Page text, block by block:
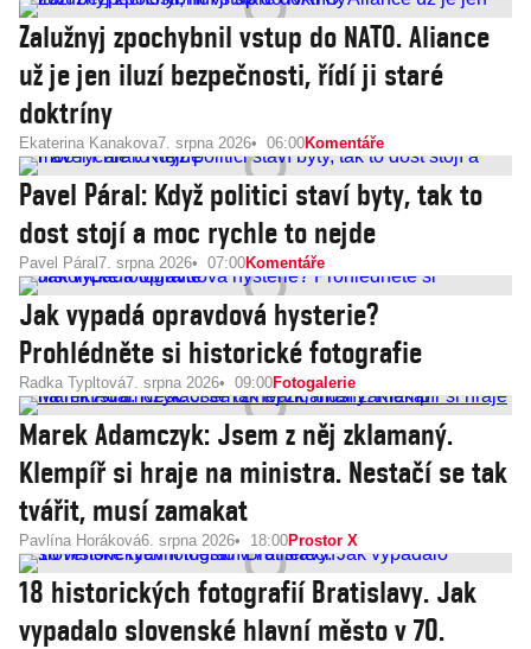
Zalužnyj zpochybnil vstup do NATO. Aliance
už je jen iluzí bezpečnosti, řídí ji staré
doktríny
Ekaterina Kanakova7. srpna 2026 06:00Komentáře
Pavel Páral: Když politici staví byty, tak to
dost stojí a moc rychle to nejde
Pavel Páral 7. srpna 2026 07:00Komentáře
Jak vypadá opravdová hysterie?
Prohlédněte si historické fotografie
Radka Typltová7. srpna 2026 09:00Fotogalerie
Marek Adamczyk: Jsem z něj zklamaný.
Klempíř si hraje na ministra. Nestačí se tak
tvářit, musí zamakat
Pavlína Horáková6. srpna 2026 18:00Prostor X
18 historických fotografií Bratislavy. Jak
vypadalo slovenské hlavní město v 70.